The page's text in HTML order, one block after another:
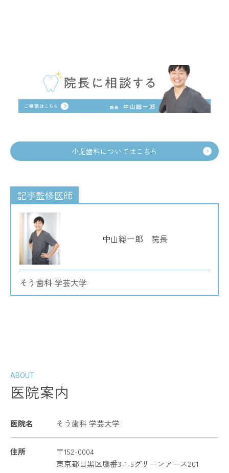
小児歯科についてはこちら
記事監修医師
中山総一郎 院長
そう歯科 学芸大学
ABOUT
医院案内
医院名 そう歯科 学芸大学
住所
〒152-0004
東京都目黒区鷹番3-1-5グリーンアース201